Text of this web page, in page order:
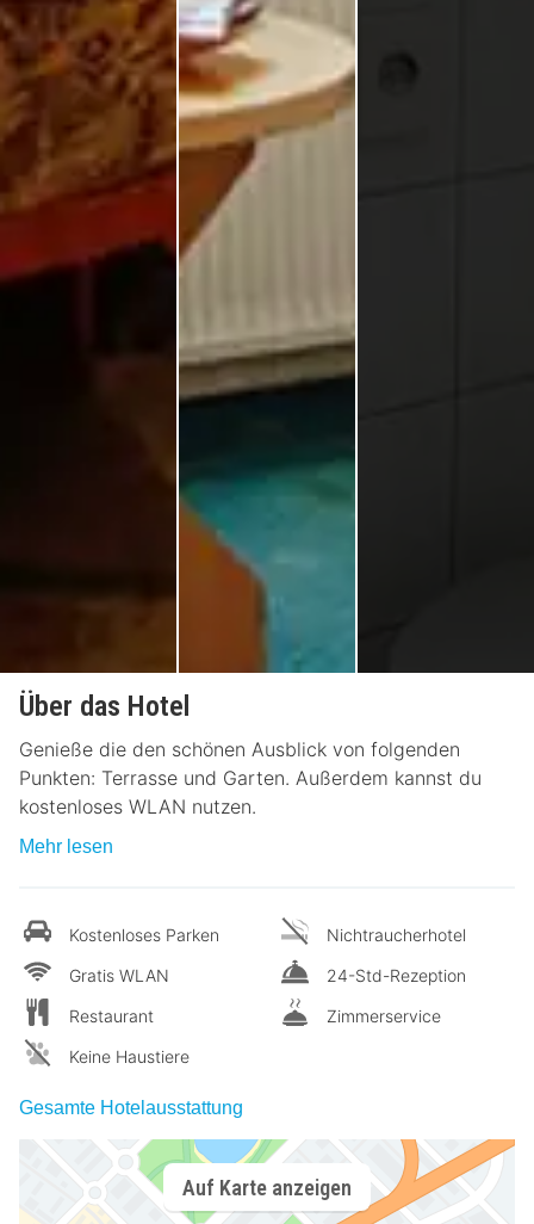
Über das Hotel
Genieße die den schönen Ausblick von folgenden
Punkten: Terrasse und Garten. Außerdem kannst du
kostenloses WLAN nutzen.
Mehr lesen
Kostenloses Parken
Gratis WLAN
Restaurant
Keine Haustiere
Nichtraucherhotel
24-Std-Rezeption
Zimmerservice
Gesamte Hotelausstattung
Auf Karte anzeigen